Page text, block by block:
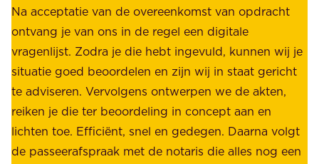
i
j
b
i
e
d
e
n
n
v
o
o
r
o
n
z
Na acceptatie van de overeenkomst van opdracht
ontvang je van ons in de regel een digitale
vragenlijst. Zodra je die hebt ingevuld, kunnen wij je
situatie goed beoordelen en zijn wij in staat gericht
te adviseren. Vervolgens ontwerpen we de akten,
reiken je die ter beoordeling in concept aan en
lichten toe. Efficiënt, snel en gedegen. Daarna volgt
de passeerafspraak met de notaris die alles nog een